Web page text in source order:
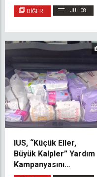
DIĞER JUL 08
IUS, “Küçük Eller,
Büyük Kalpler” Yardım
Kampanyasını